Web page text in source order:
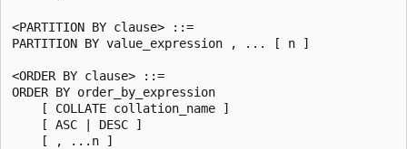
<PARTITION BY clause> ::=
PARTITION BY value_expression , ... [ n ]
<ORDER BY clause> ::=
ORDER BY order_by_expression
    [ COLLATE collation_name ]
    [ ASC | DESC ]
    [ , ...n ]